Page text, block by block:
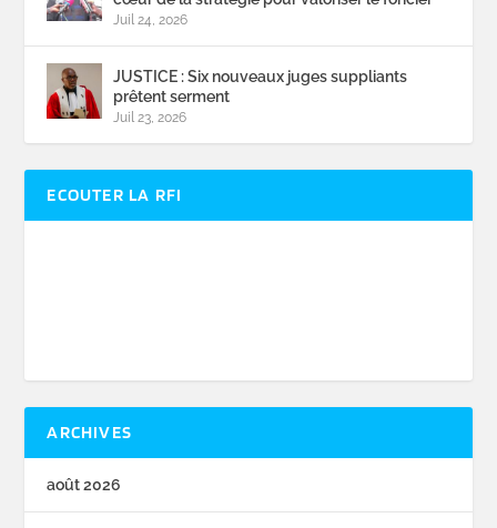
Juil 24, 2026
JUSTICE : Six nouveaux juges suppliants
prêtent serment
Juil 23, 2026
ECOUTER LA RFI
ARCHIVES
août 2026